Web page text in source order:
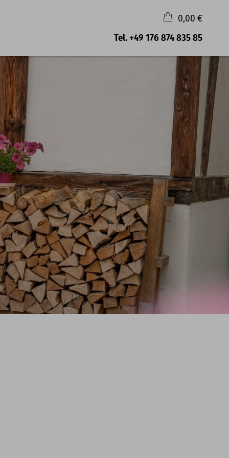
Tel.+49 176 874 835 85
0,00 €
×
Warenkorb ist leer